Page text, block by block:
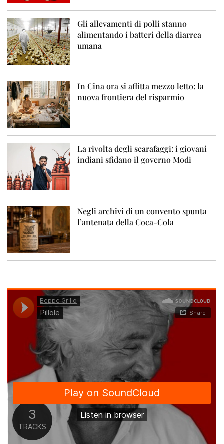
Gli allevamenti di polli stanno
alimentando i batteri della diarrea
umana
In Cina ora si affitta mezzo letto: la
nuova frontiera del risparmio
La rivolta degli scarafaggi: i giovani
indiani sfidano il governo Modi
Negli archivi di un convento spunta
l’antenata della Coca-Cola